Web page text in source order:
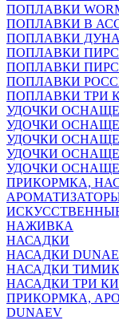
ПОПЛАВКИ
ПОПЛАВКИ В
ПОПЛАВКИ
ПОПЛАВКИ ПИРС
ПОПЛАВКИ
ПОПЛАВКИ
ПОПЛАВКИ ТРИ
УДОЧКИ
УДОЧКИ
УДОЧКИ
УДОЧКИ
УДОЧКИ
ПРИКОРМКА,
НАЖИВКА
НАСАДКИ
НАСАДКИ
НАСАДКИ
НАСАДКИ ТРИ
ПРИКОРМКА,
DUNAEV